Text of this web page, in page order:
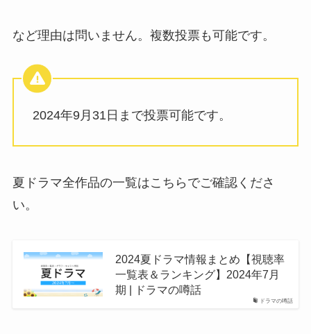
など理由は問いません。複数投票も可能です。
2024年9月31日まで投票可能です。
夏ドラマ全作品の一覧はこちらでご確認くださ
い。
ドラマの噂話
2024夏ドラマ情報まとめ【視聴率
一覧表＆ランキング】2024年7月
期 | ドラマの噂話